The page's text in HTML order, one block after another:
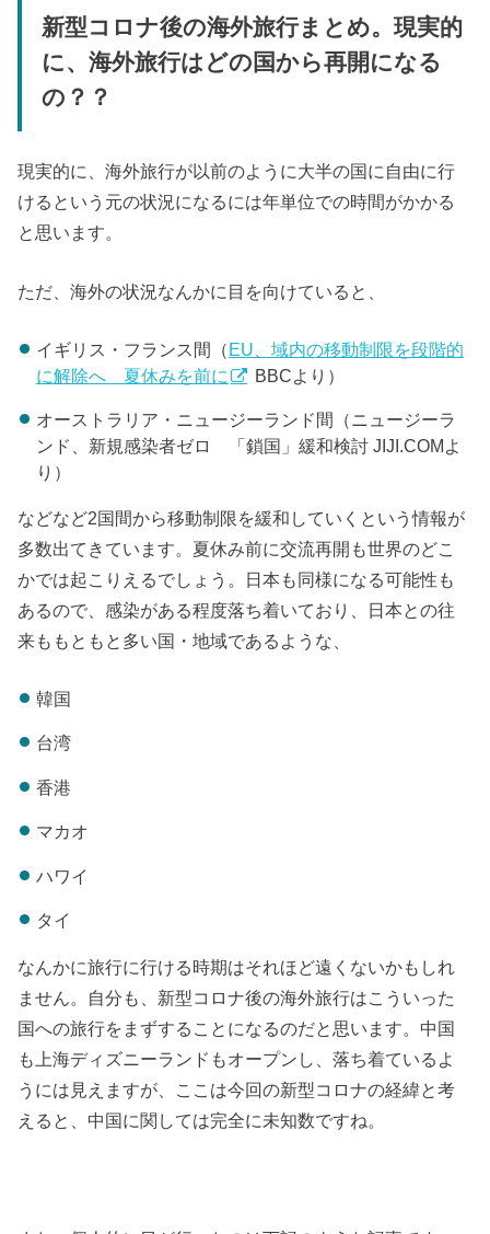
新型コロナ後の海外旅行まとめ。現実的
に、海外旅行はどの国から再開になる
の？？
現実的に、海外旅行が以前のように大半の国に自由に行
けるという元の状況になるには年単位での時間がかかる
と思います。
ただ、海外の状況なんかに目を向けていると、
イギリス・フランス間（EU、域内の移動制限を段階的
に解除へ 夏休みを前に
BBCより）
オーストラリア・ニュージーランド間（ニュージーラ
ンド、新規感染者ゼロ 「鎖国」緩和検討 JIJI.COMよ
り）
などなど2国間から移動制限を緩和していくという情報が
多数出てきています。夏休み前に交流再開も世界のどこ
かでは起こりえるでしょう。日本も同様になる可能性も
あるので、感染がある程度落ち着いており、日本との往
来ももともと多い国・地域であるような、
韓国
台湾
香港
マカオ
ハワイ
タイ
なんかに旅行に行ける時期はそれほど遠くないかもしれ
ません。自分も、新型コロナ後の海外旅行はこういった
国への旅行をまずすることになるのだと思います。中国
も上海ディズニーランドもオープンし、落ち着ているよ
うには見えますが、ここは今回の新型コロナの経緯と考
えると、中国に関しては完全に未知数ですね。